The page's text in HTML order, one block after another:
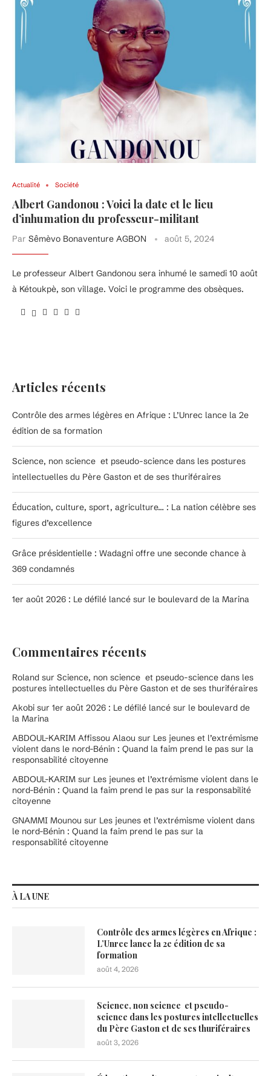
Actualité Société
Albert Gandonou : Voici la date et le lieu
d’inhumation du professeur-militant
Par Sêmèvo Bonaventure AGBON août 5, 2024
Le professeur Albert Gandonou sera inhumé le samedi 10 août
à Kétoukpè, son village. Voici le programme des obsèques.
Articles récents
Contrôle des armes légères en Afrique : L’Unrec lance la 2e
édition de sa formation
Science, non science et pseudo-science dans les postures
intellectuelles du Père Gaston et de ses thuriféraires
Éducation, culture, sport, agriculture… : La nation célèbre ses
figures d’excellence
Grâce présidentielle : Wadagni offre une seconde chance à
369 condamnés
1er août 2026 : Le défilé lancé sur le boulevard de la Marina
Commentaires récents
Roland sur Science, non science et pseudo-science dans les
postures intellectuelles du Père Gaston et de ses thuriféraires
Akobi sur 1er août 2026 : Le défilé lancé sur le boulevard de
la Marina
ABDOUL-KARIM Affissou Alaou sur Les jeunes et l’extrémisme
violent dans le nord-Bénin : Quand la faim prend le pas sur la
responsabilité citoyenne
ABDOUL-KARIM sur Les jeunes et l’extrémisme violent dans le
nord-Bénin : Quand la faim prend le pas sur la responsabilité
citoyenne
GNAMMI Mounou sur Les jeunes et l’extrémisme violent dans
le nord-Bénin : Quand la faim prend le pas sur la
responsabilité citoyenne
À LA UNE
Contrôle des armes légères en Afrique :
L’Unrec lance la 2e édition de sa
formation
août 4, 2026
Science, non science et pseudo-
science dans les postures intellectuelles
du Père Gaston et de ses thuriféraires
août 3, 2026